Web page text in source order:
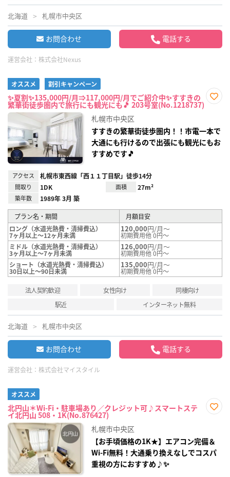
北海道 札幌市中央区
お問合わせ 電話する
運営会社： 株式会社Nexus
オススメ 割引キャンペーン
✨夏割✨135,000円/月⇒117,000円/月でご紹介中✨すすきの
繁華街徒歩圏内で旅行にも観光にも🎵 203号室(No.1218737)
録
札幌市中央区
すすきの繁華街徒歩圏内！！市電一本で
大通にも行けるので出張にも観光にもお
すすめです🎵
アクセス 札幌市東西線「西１１丁目駅」徒歩14分
間取り 1DK 面積 27m²
築年数 1989年 3月 築
プラン名・期間
月額目安
ロング（水道光熱費・清掃費込）
7ヶ月以上～12ヶ月未満
120,000円/月～
初期費用他 0円～
ミドル（水道光熱費・清掃費込）
3ヶ月以上～7ヶ月未満
126,000円/月～
初期費用他 0円～
ショート（水道光熱費・清掃費込）
30日以上～90日未満
135,000円/月～
初期費用他 0円～
法人契約歓迎 女性向け
同棲向け
駅近
インターネット無料
北海道 札幌市中央区
お問合わせ 電話する
運営会社： 株式会社マイスタイル
オススメ
北円山＊Wi-Fi・駐車場あり／クレジット可♪スマートステ
イ北円山 508・1K(No.876427)
録
札幌市中央区
【お手頃価格の1K★】エアコン完備＆
Wi-Fi無料！大通乗り換えなしでコスパ
重視の方におすすめ♪✨